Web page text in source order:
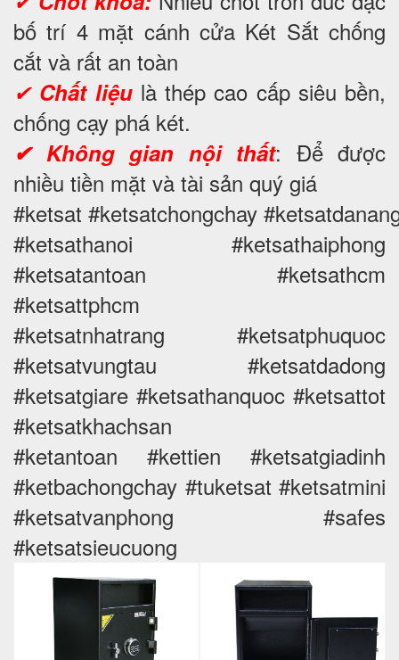
bố trí 4 mặt cánh cửa Két Sắt chống
cắt và rất an toàn
✔ Chất liệulà thép cao cấp siêu bền,
chống cạy phá két.
✔ Không gian nội thất: Để được
nhiều tiền mặt và tài sản quý giá
#ketsat #ketsatchongchay
#ketsathanoi #ketsathaiphong
#ketsatantoan #ketsathcm
#ketsattphcm
#ketsatnhatrang #ketsatphuquoc
#ketsatvungtau #ketsatdadong
#ketsatgiare #ketsathanquoc #ketsattot
#ketsatkhachsan
#ketantoan #kettien #ketsatgiadinh
#ketbachongchay #tuketsat #ketsatmini
#ketsatvanphong #safes
#ketsatsieucuong